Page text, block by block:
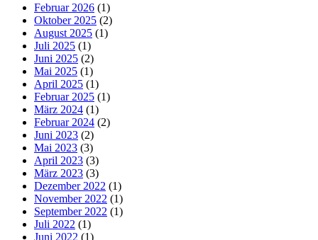
Februar 2026 (1)
Oktober 2025 (2)
August 2025 (1)
Juli 2025 (1)
Juni 2025 (2)
Mai 2025 (1)
April 2025 (1)
Februar 2025 (1)
März 2024 (1)
Februar 2024 (2)
Juni 2023 (2)
Mai 2023 (3)
April 2023 (3)
März 2023 (3)
Dezember 2022 (1)
November 2022 (1)
September 2022 (1)
Juli 2022 (1)
Juni 2022 (1)